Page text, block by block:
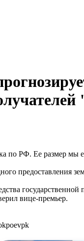
по РФ. Ее размер мы
предоставления
вице-премьер.